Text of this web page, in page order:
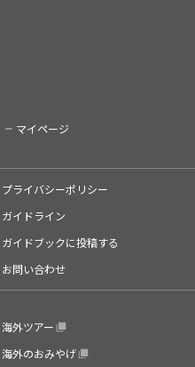
マイページ
プライバシーポリシー
ガイドライン
ガイドブックに投稿する
お問い合わせ
海外ツアー
海外のおみやげ